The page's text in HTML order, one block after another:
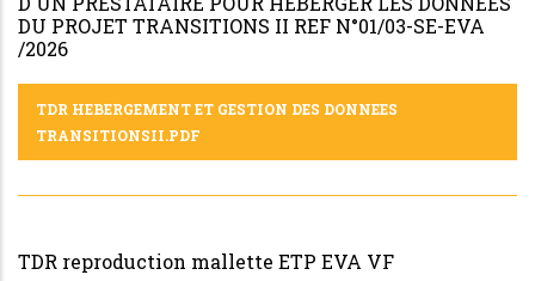
DU PROJET TRANSITIONS II REF N°01/03-SE-EVA
/2026
TDR HEBERGEMENT ET GESTION DES DONNEES
TRANSITIONSII.PDF
TDR reproduction mallette ETP EVA VF